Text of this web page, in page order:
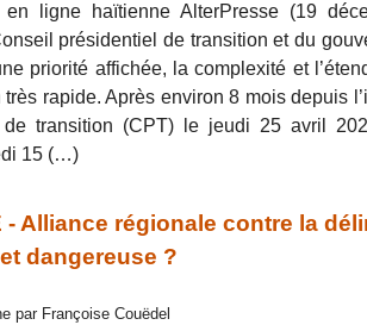
ligne haïtienne AlterPresse (19
présidentiel de transition et du
priorité affichée, la complexité et
rapide. Après environ 8 mois depuis
transition (CPT) le jeudi 25 avril
15 (…)
- Alliance régionale contre la
dangereuse ?
par Françoise Couëdel